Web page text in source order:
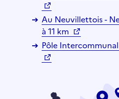
Au Neuvillettois -
à 11 km
Pôle